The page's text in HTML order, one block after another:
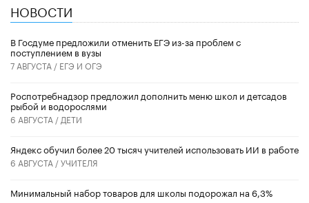
НОВОСТИ
В Госдуме предложили отменить ЕГЭ из-за проблем с
поступлением в вузы
7 АВГУСТА / ЕГЭ И ОГЭ
Роспотребнадзор предложил дополнить меню школ и детсадов
рыбой и водорослями
6 АВГУСТА / ДЕТИ
​Яндекс обучил более 20 тысяч учителей использовать ИИ в работе
6 АВГУСТА /УЧИТЕЛЯ
Минимальный набор товаров для школы подорожал на 6,3%